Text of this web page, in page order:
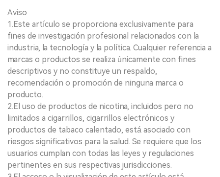
Aviso
1.Este artículo se proporciona exclusivamente para
fines de investigación profesional relacionados con la
industria, la tecnología y la política. Cualquier referencia a
marcas o productos se realiza únicamente con fines
descriptivos y no constituye un respaldo,
recomendación o promoción de ninguna marca o
producto.
2.El uso de productos de nicotina, incluidos pero no
limitados a cigarrillos, cigarrillos electrónicos y
productos de tabaco calentado, está asociado con
riesgos significativos para la salud. Se requiere que los
usuarios cumplan con todas las leyes y regulaciones
pertinentes en sus respectivas jurisdicciones.